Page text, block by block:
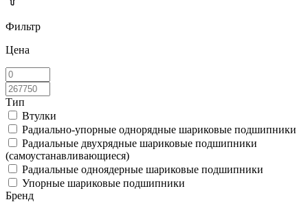
Фильтр
Цена
Тип
Втулки
Радиально-упорные однорядные шариковые подшипники
Радиальные двухрядные шариковые подшипники
(самоустанавливающиеся)
Радиальные одноядерные шариковые подшипники
Упорные шариковые подшипники
Бренд